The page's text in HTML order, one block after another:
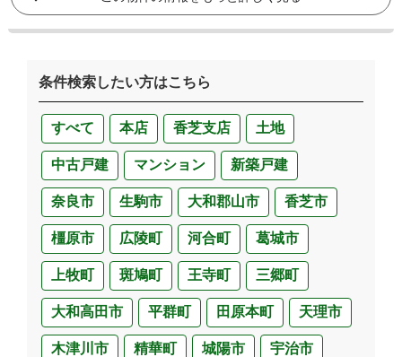
条件検索したい方はこちら
すべて 本店 香芝支店 土地
中古戸建 マンション 新築戸建
奈良市 生駒市 大和郡山市 香芝市
橿原市 広陵町 河合町 葛城市
上牧町 斑鳩町 王寺町 三郷町
大和高田市 平群町 田原本町 天理市
木津川市 精華町 城陽市 宇治市